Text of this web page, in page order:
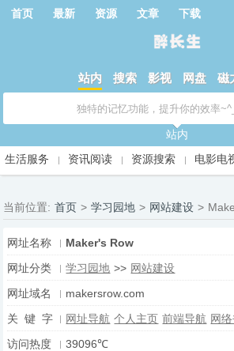
首页 最新 资源 文章 下载
站内 搜索 影视 网盘 磁
站内
生活服务
资讯阅读 资源搜索 电影电
当前位置: 首页 > 学习园地 > 网站建设 >
网址名称
Maker's Row
网址分类
学习园地 >> 网站建设
网址域名
makersrow.com
关 键 字
网址导航 个人主页 前端导航 网
访问热度
39096℃